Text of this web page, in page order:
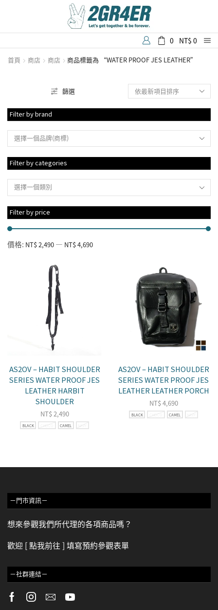
0 NT$ 0
首頁 商店 商店 商品標籤為 “WATER PROOF JES LEATHER”
篩選
Filter by brand
選擇一個品牌(商標)
Filter by categories
選擇一個類別
Filter by price
價格: NT$ 2,490 — NT$ 4,690
AS2OV – HABIT SHOULDER
SERIES WATER PROOF JES
LEATHER HARBIT
SHOULDER
NT$2,490
BLACK CHOCO CAMEL NAVY
AS2OV – HABIT SHOULDER
SERIES WATER PROOF JES
LEATHER LEATHER PORCH
NT$4,690
BLACK CHOCO CAMEL NAVY
－門市資訊－
想來參觀我們所代理的各項商品嗎？
歡迎 [ 點我前往 ] 填寫預約參觀表單
－社群連結－